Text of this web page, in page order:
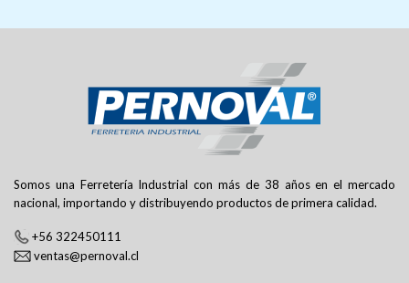
Somos una Ferretería Industrial con más de 38 años en el mercado
nacional, importando y distribuyendo productos de primera calidad.
+56 322450111
ventas@pernoval.cl